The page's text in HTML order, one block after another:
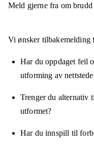
Meld gjerne fra om brudd
Vi ønsker tilbakemelding
Har du oppdaget feil
utforming av
Trenger du alternativ
utformet?
Har du innspill til